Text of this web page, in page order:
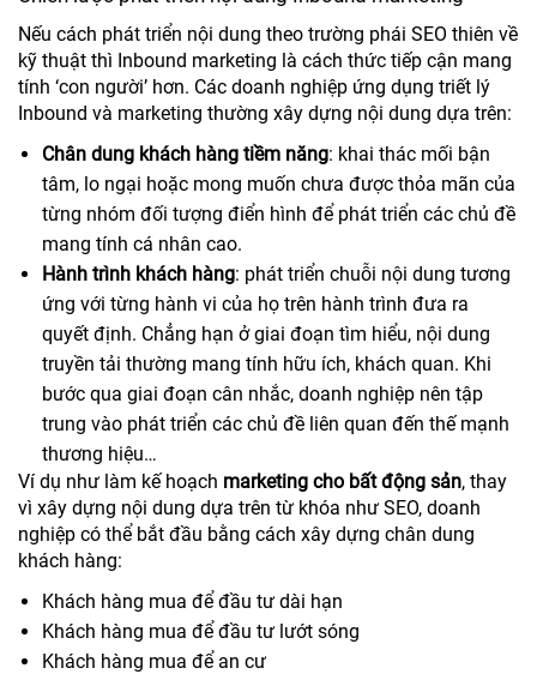
Nếu cách phát triển nội dung theo trường phái SEO thiên về
kỹ thuật thì Inbound marketing là cách thức tiếp cận mang
tính ‘con người’ hơn. Các doanh nghiệp ứng dụng triết lý
Inbound và marketing thường xây dựng nội dung dựa trên:
Chân dung khách hàng tiềm năng: khai thác mối bận
tâm, lo ngại hoặc mong muốn chưa được thỏa mãn của
từng nhóm đối tượng điển hình để phát triển các chủ đề
mang tính cá nhân cao.
Hành trình khách hàng: phát triển chuỗi nội dung tương
ứng với từng hành vi của họ trên hành trình đưa ra
quyết định. Chẳng hạn ở giai đoạn tìm hiểu, nội dung
truyền tải thường mang tính hữu ích, khách quan. Khi
bước qua giai đoạn cân nhắc, doanh nghiệp nên tập
trung vào phát triển các chủ đề liên quan đến thế mạnh
thương hiệu…
Ví dụ như làm kế hoạch marketing cho bất động sản, thay
vì xây dựng nội dung dựa trên từ khóa như SEO, doanh
nghiệp có thể bắt đầu bằng cách xây dựng chân dung
khách hàng:
Khách hàng mua để đầu tư dài hạn
Khách hàng mua để đầu tư lướt sóng
Khách hàng mua để an cư